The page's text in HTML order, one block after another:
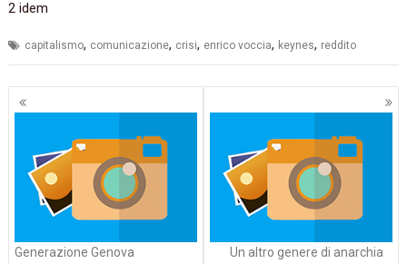
2 idem
capitalismo, comunicazione, crisi, enrico voccia, keynes, reddito
Navigazione
articoli
Generazione Genova‭ Un altro genere di anarchia